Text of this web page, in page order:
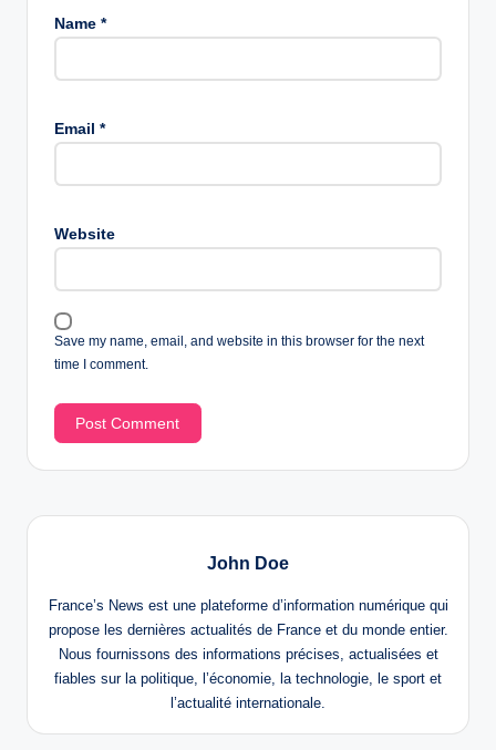
Name *
Email *
Website
Save my name, email, and website in this browser for the next
time I comment.
John Doe
France’s News est une plateforme d’information numérique qui
propose les dernières actualités de France et du monde entier.
Nous fournissons des informations précises, actualisées et
fiables sur la politique, l’économie, la technologie, le sport et
l’actualité internationale.